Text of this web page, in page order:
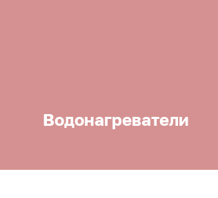
Водонагреватели